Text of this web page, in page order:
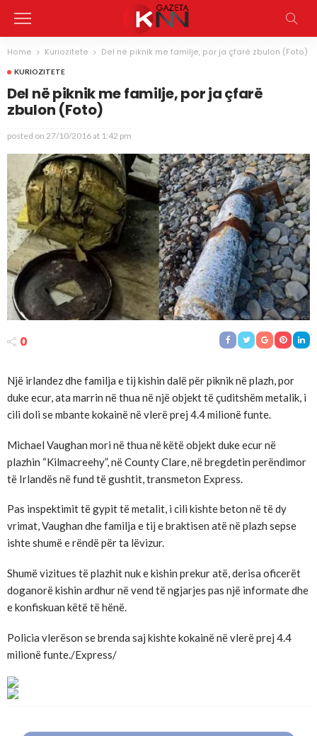
Home Kuriozitete Del në piknik me familje, por ja çfarë zbulon (Foto)
KURIOZITETE
Del në piknik me familje, por ja çfarë
zbulon (Foto)
posted on 27/10/2016 at 1:42 pm
0
Një irlandez dhe familja e tij kishin dalë për piknik në plazh, por
duke ecur, ata marrin në thua në një objekt të çuditshëm metalik, i
cili doli se mbante kokainë në vlerë prej 4.4 milionë funte.
Michael Vaughan mori në thua në këtë objekt duke ecur në
plazhin “Kilmacreehy”, në County Clare, në bregdetin perëndimor
të Irlandës në fund të gushtit, transmeton Express.
Pas inspektimit të gypit të metalit, i cili kishte beton në të dy
vrimat, Vaughan dhe familja e tij e braktisen atë në plazh sepse
ishte shumë e rëndë për ta lëvizur.
Shumë vizitues të plazhit nuk e kishin prekur atë, derisa oficerët
doganorë kishin ardhur në vend të ngjarjes pas një informate dhe
e konfiskuan këtë të hënë.
Policia vlerëson se brenda saj kishte kokainë në vlerë prej 4.4
milionë funte./Express/